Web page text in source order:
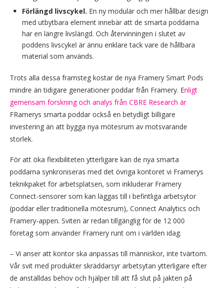
Förlängd livscykel. En ny modulär och mer hållbar design
med utbytbara element innebär att de smarta poddarna
har en längre livslängd. Och återvinningen i slutet av
poddens livscykel är ännu enklare tack vare de hållbara
material som används.
Trots alla dessa framsteg kostar de nya Framery Smart Pods
mindre än tidigare generationer poddar från Framery. Enligt
gemensam forskning och analys från CBRE Research är
FRamerys smarta poddar också en betydligt billigare
investering än att bygga nya mötesrum av motsvarande
storlek.
För att öka flexibiliteten ytterligare kan de nya smarta
poddarna synkroniseras med det övriga kontoret vi Framerys
teknikpaket för arbetsplatsen, som inkluderar Framery
Connect-sensorer som kan läggas till i befintliga arbetsytor
(poddar eller traditionella mötesrum), Connect Analytics och
Framery-appen. Sviten är redan tillgänglig för de 12 000
företag som använder Framery runt om i världen idag.
– Vi anser att kontor ska anpassas till människor, inte tvärtom.
Vår svit med produkter skräddarsyr arbetsytan ytterligare efter
de anställdas behov och hjälper till att få slut på jakten på